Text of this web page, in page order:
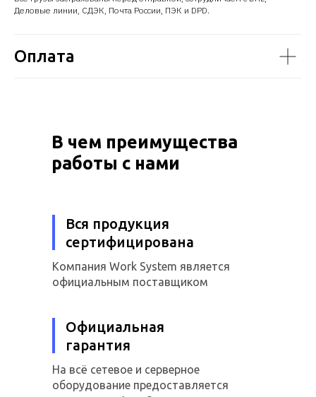
Деловые линии, СДЭК, Почта России, ПЭК и DPD.
Оплата
В чем преимущества
работы с нами
Вся продукция
сертифицирована
Компания Work System является
официальным поставщиком
Официальная
гарантия
На всё сетевое и серверное
оборудование предоставляется